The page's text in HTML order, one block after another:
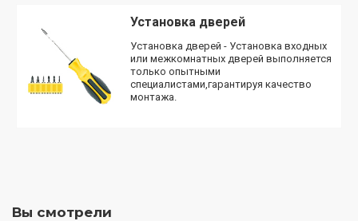
Установка дверей
Установка дверей - Установка входных
или межкомнатных дверей выполняется
только опытными
специалистами,гарантируя качество
монтажа.
Вы смотрели